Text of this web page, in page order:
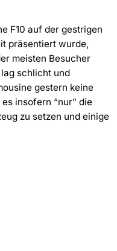
F10 auf der gestrigen
präsentiert wurde,
meisten Besucher
schlicht und
gestern keine
insofern “nur” die
zu setzen und einige